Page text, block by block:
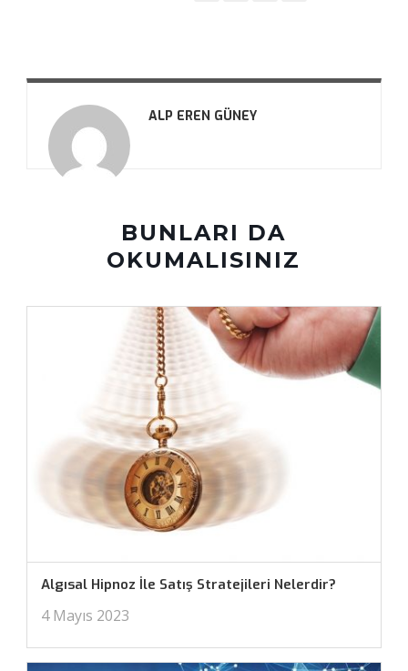
ALP EREN GÜNEY
BUNLARI DA
OKUMALISINIZ
Algısal Hipnoz İle Satış Stratejileri Nelerdir?
4 Mayıs 2023